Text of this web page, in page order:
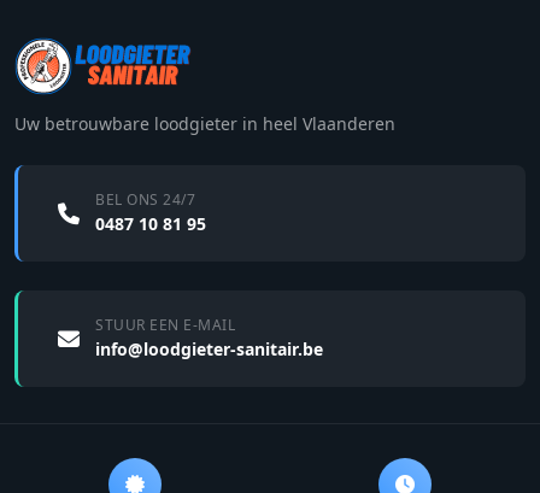
Uw betrouwbare loodgieter in heel Vlaanderen
BEL ONS 24/7
0487 10 81 95
STUUR EEN E-MAIL
info@loodgieter-sanitair.be